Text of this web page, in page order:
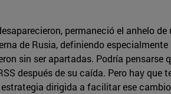
permaneció el anhelo de
de Rusia, definiendo especialmente
sin ser apartadas. Podría pensarse
después de su caída. Pero hay que
dirigida a facilitar ese